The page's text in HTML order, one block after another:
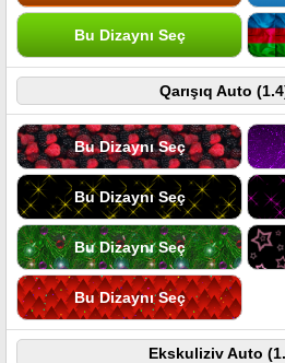
Bu Dizaynı Seç
Qarışıq Auto
Bu Dizaynı Seç
Bu Dizaynı Seç
Bu Dizaynı Seç
Bu Dizaynı Seç
Ekskuliziv Auto